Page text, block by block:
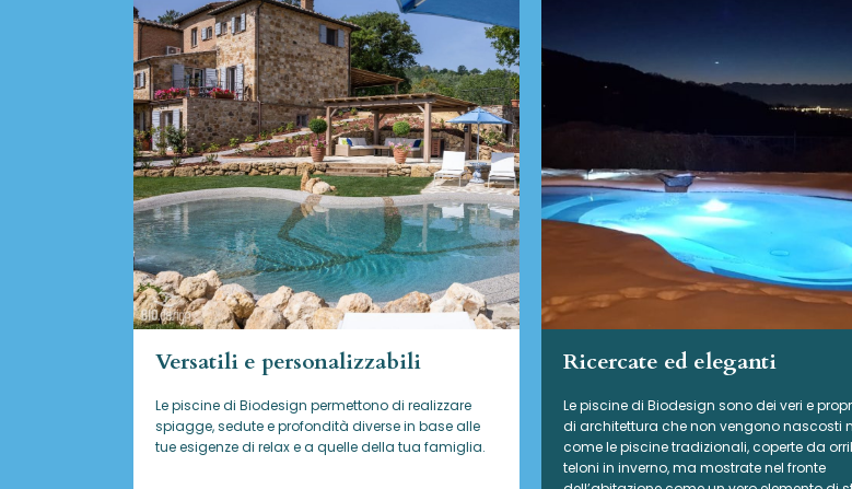
Versatili e personalizzabili
Le piscine di Biodesign permettono di realizzare
spiagge, sedute e profondità diverse in base alle
tue esigenze di relax e a quelle della tua famiglia.
Ricercate ed eleganti
Le piscine di Biodesign sono dei veri e
di architettura che non vengono nascosti
come le piscine tradizionali, coperte da
teloni in inverno, ma mostrate nel fronte